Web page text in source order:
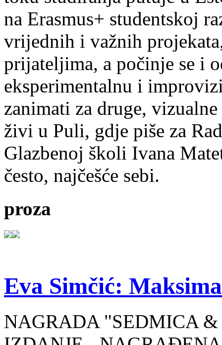
na Erasmus+ studentskoj
vrijednih i važnih
prijateljima, a počinje se i
eksperimentalnu i
zanimati za druge,
živi u Puli, gdje piše za
Glazbenoj školi Ivana
često, najčešće sebi.
proza
Eva Simčić:
NAGRADA "SEDMICA